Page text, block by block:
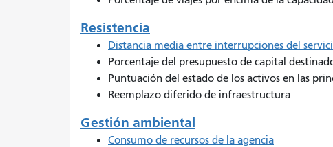
Resistencia
Distancia media entre interrupciones del
Porcentaje del presupuesto de capital
Puntuación del estado de los activos en las
Reemplazo diferido de infraestructura
Gestión ambiental
Consumo de recursos de la agencia